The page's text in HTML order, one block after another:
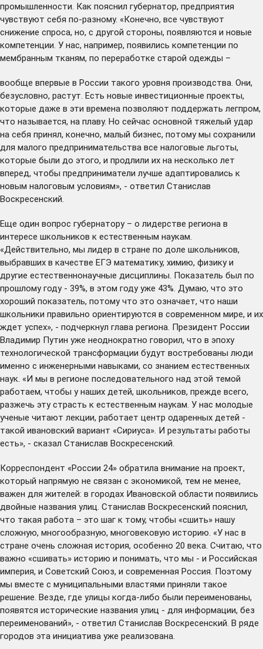
промышленности. Как пояснил губернатор, предприятия
чувствуют себя по-разному. «Конечно, все чувствуют
снижение спроса, но, с другой стороны, появляются и новые
компетенции. У нас, например, появились компетенции по
мембранным тканям, по переработке старой одежды –
вообще впервые в России такого уровня производства. Они,
безусловно, растут. Есть новые инвестиционные проекты,
которые даже в эти времена позволяют поддержать легпром,
что называется, на плаву. Но сейчас основной тяжелый удар
на себя принял, конечно, малый бизнес, потому мы сохранили
для малого предпринимательства все налоговые льготы,
которые были до этого, и продлили их на несколько лет
вперед, чтобы предприниматели лучше адаптировались к
новым налоговым условиям», - ответил Станислав
Воскресенский.
Еще один вопрос губернатору – о лидерстве региона в
интересе школьников к естественным наукам.
«Действительно, мы лидер в стране по доле школьников,
выбравших в качестве ЕГЭ математику, химию, физику и
другие естественнонаучные дисциплины. Показатель был по
прошлому году - 39%, в этом году уже 43%. Думаю, что это
хороший показатель, потому что это означает, что наши
школьники правильно ориентируются в современном мире, и их
ждет успех», - подчеркнул глава региона. Президент России
Владимир Путин уже неоднократно говорил, что в эпоху
технологической трансформации будут востребованы люди
именно с инженерными навыками, со знанием естественных
наук. «И мы в регионе последовательного над этой темой
работаем, чтобы у наших детей, школьников, прежде всего,
разжечь эту страсть к естественным наукам. У нас молодые
ученые читают лекции, работает центр одаренных детей -
такой ивановский вариант «Сириуса». И результаты работы
есть», - сказал Станислав Воскресенский.
Корреспондент «России 24» обратила внимание на проект,
который напрямую не связан с экономикой, тем не менее,
важен для жителей: в городах Ивановской области появились
двойные названия улиц. Станислав Воскресенский пояснил,
что такая работа – это шаг к тому, чтобы «сшить» нашу
сложную, многообразную, многовековую историю. «У нас в
стране очень сложная история, особенно 20 века. Считаю, что
важно «сшивать» историю и понимать, что мы - и Российская
империя, и Советский Союз, и современная Россия. Поэтому
мы вместе с муниципальными властями приняли такое
решение. Везде, где улицы когда-либо были переименованы,
появятся исторические названия улиц - для информации, без
переименований», - ответил Станислав Воскресенский. В ряде
городов эта инициатива уже реализована.